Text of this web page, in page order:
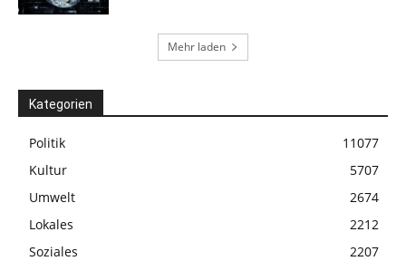
Mehr laden
Kategorien
Politik
11077
Kultur
5707
Umwelt
2674
Lokales
2212
Soziales
2207